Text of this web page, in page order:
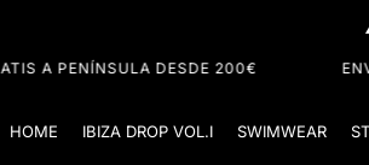
200€ ENVÍO GRATIS A
HOME IBIZA DROP VOL.I SWIMWEAR